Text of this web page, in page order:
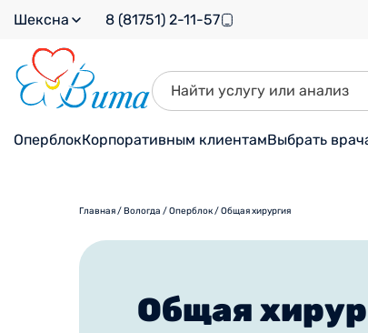
Шексна 8 (81751) 2-11-57
ОперблокКорпоративным клиентамВыбрать
Главная/Вологда /Оперблок/Общая хирургия
Общая